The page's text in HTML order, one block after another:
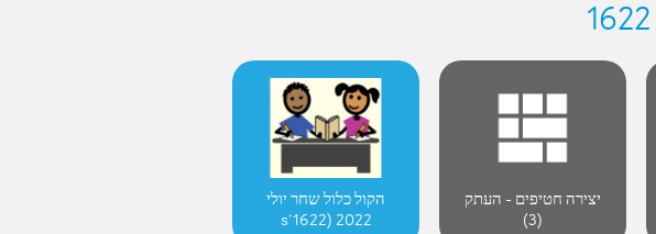
יצירה חטיפים - העתק
(3)
הקול כלול שחר יולי
2022 (1622's